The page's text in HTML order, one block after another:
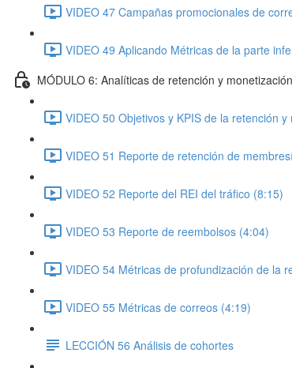
VIDEO 47 Campañas promocionales de
VIDEO 49 Aplicando Métricas de la parte
MÓDULO 6: Analíticas de retención y monetización
VIDEO 50 Objetivos y KPIS de la retención
VIDEO 51 Reporte de retención de
VIDEO 52 Reporte del REI del tráfico (8:15)
VIDEO 53 Reporte de reembolsos (4:04)
VIDEO 54 Métricas de profundización de la
VIDEO 55 Métricas de correos (4:19)
LECCIÓN 56 Análisis de cohortes